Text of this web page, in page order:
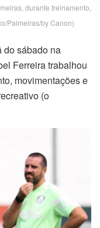
durante treinamento,
Palmeiras/by Canon)
do sábado na
Ferreira trabalhou
movimentações e
(o